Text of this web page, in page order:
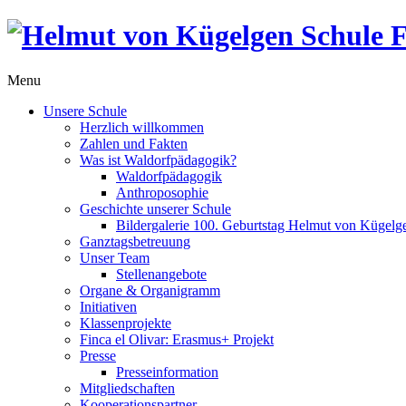
Menu
Unsere Schule
Herzlich willkommen
Zahlen und Fakten
Was ist Waldorfpädagogik?
Waldorfpädagogik
Anthroposophie
Geschichte unserer Schule
Bildergalerie 100. Geburtstag Helmut von
Ganztagsbetreuung
Unser Team
Stellenangebote
Organe & Organigramm
Initiativen
Klassenprojekte
Finca el Olivar: Erasmus+ Projekt
Presse
Presseinformation
Mitgliedschaften